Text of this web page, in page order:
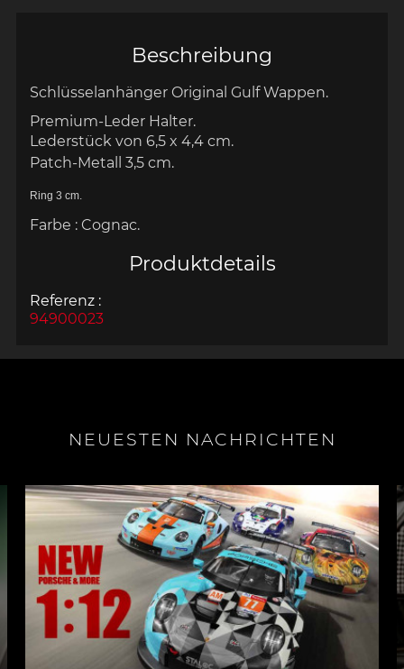
Beschreibung
Schlüsselanhänger Original Gulf Wappen.
Premium-Leder Halter.
Lederstück von 6,5 x 4,4 cm.
Patch-Metall 3,5 cm.
Ring 3 cm.
Farbe : Cognac.
Produktdetails
Referenz :
94900023
NEUESTEN NACHRICHTEN